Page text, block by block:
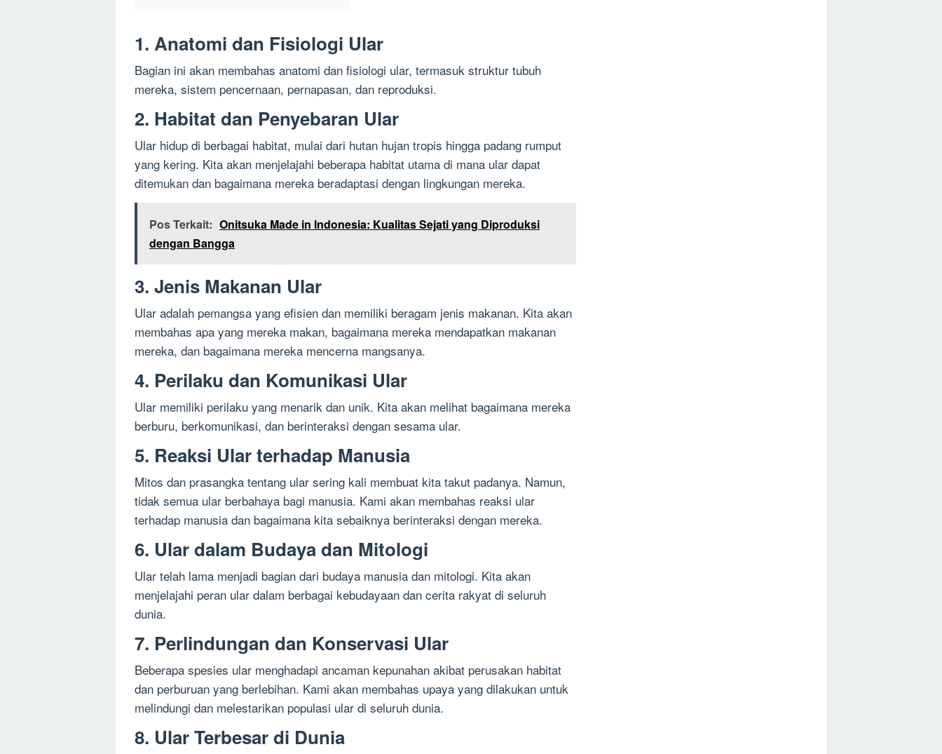
1. Anatomi dan Fisiologi Ular
Bagian ini akan membahas anatomi dan fisiologi ular, termasuk struktur tubuh
mereka, sistem pencernaan, pernapasan, dan reproduksi.
2. Habitat dan Penyebaran Ular
Ular hidup di berbagai habitat, mulai dari hutan hujan tropis hingga padang rumput
yang kering. Kita akan menjelajahi beberapa habitat utama di mana ular dapat
ditemukan dan bagaimana mereka beradaptasi dengan lingkungan mereka.
Pos Terkait: Onitsuka Made in Indonesia: Kualitas Sejati yang Diproduksi
dengan Bangga
3. Jenis Makanan Ular
Ular adalah pemangsa yang efisien dan memiliki beragam jenis makanan. Kita akan
membahas apa yang mereka makan, bagaimana mereka mendapatkan makanan
mereka, dan bagaimana mereka mencerna mangsanya.
4. Perilaku dan Komunikasi Ular
Ular memiliki perilaku yang menarik dan unik. Kita akan melihat bagaimana mereka
berburu, berkomunikasi, dan berinteraksi dengan sesama ular.
5. Reaksi Ular terhadap Manusia
Mitos dan prasangka tentang ular sering kali membuat kita takut padanya. Namun,
tidak semua ular berbahaya bagi manusia. Kami akan membahas reaksi ular
terhadap manusia dan bagaimana kita sebaiknya berinteraksi dengan mereka.
6. Ular dalam Budaya dan Mitologi
Ular telah lama menjadi bagian dari budaya manusia dan mitologi. Kita akan
menjelajahi peran ular dalam berbagai kebudayaan dan cerita rakyat di seluruh
dunia.
7. Perlindungan dan Konservasi Ular
Beberapa spesies ular menghadapi ancaman kepunahan akibat perusakan habitat
dan perburuan yang berlebihan. Kami akan membahas upaya yang dilakukan untuk
melindungi dan melestarikan populasi ular di seluruh dunia.
8. Ular Terbesar di Dunia